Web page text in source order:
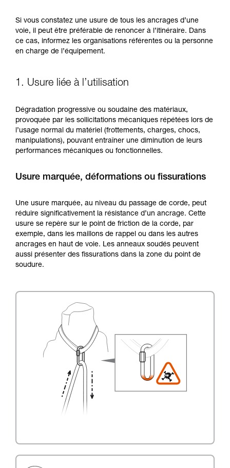
liées à votre activité. Il peut en exister d’autres
que nous ne décrivons pas ici.
Si vous constatez une usure de tous les ancrages d’une
voie, il peut être préférable de renoncer à l’itinéraire. Dans
ce cas, informez les organisations référentes ou la personne
en charge de l’équipement.
1. Usure liée à l’utilisation
Dégradation progressive ou soudaine des matériaux,
provoquée par les sollicitations mécaniques répétées lors de
l’usage normal du matériel (frottements, charges, chocs,
manipulations), pouvant entraîner une diminution de leurs
performances mécaniques ou fonctionnelles.
Usure marquée, déformations ou fissurations
Une usure marquée, au niveau du passage de corde, peut
réduire significativement la résistance d’un ancrage. Cette
usure se repère sur le point de friction de la corde, par
exemple, dans les maillons de rappel ou dans les autres
ancrages en haut de voie. Les anneaux soudés peuvent
aussi présenter des fissurations dans la zone du point de
soudure.